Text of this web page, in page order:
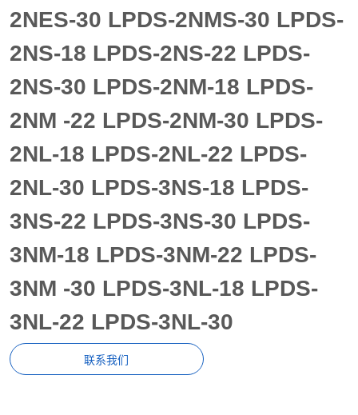
2NES-30 LPDS-2NMS-30 LPDS-
2NS-18 LPDS-2NS-22 LPDS-
2NS-30 LPDS-2NM-18 LPDS-
2NM -22 LPDS-2NM-30 LPDS-
2NL-18 LPDS-2NL-22 LPDS-
2NL-30 LPDS-3NS-18 LPDS-
3NS-22 LPDS-3NS-30 LPDS-
3NM-18 LPDS-3NM-22 LPDS-
3NM -30 LPDS-3NL-18 LPDS-
3NL-22 LPDS-3NL-30
联系我们